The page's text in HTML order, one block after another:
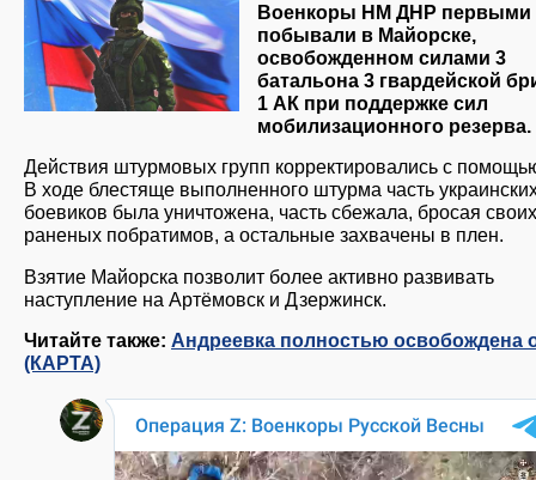
Военкоры НМ ДНР первыми
побывали в Майорске,
освобожденном силами 3
батальона 3 гвардейской
1 АК при поддержке сил
мобилизационного резерва.
Действия штурмовых групп корректировались с
В ходе блестяще выполненного штурма часть
боевиков была уничтожена, часть сбежала, бросая своих
раненых побратимов, а остальные захвачены в плен.
Взятие Майорска позволит более активно развивать
наступление на Артёмовск и Дзержинск.
Читайте также: Андреевка полностью освобождена
(КАРТА)